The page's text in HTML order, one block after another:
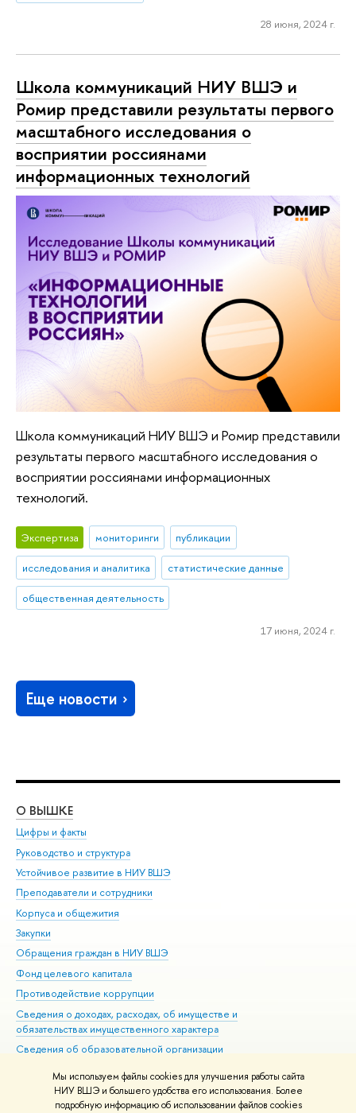
Мы используем файлы cookies для улучшения работы сайта
НИУ ВШЭ и большего удобства его использования. Более
подробную информацию об использовании файлов cookies
28 июня, 2024 г.
Школа коммуникаций НИУ ВШЭ и
Ромир представили результаты первого
масштабного исследования о
восприятии россиянами
информационных технологий
Школа коммуникаций НИУ ВШЭ и Ромир представили
результаты первого масштабного исследования о
восприятии россиянами информационных
технологий.
Экспертиза мониторинги публикации
исследования и аналитика статистические данные
общественная деятельность
17 июня, 2024 г.
Еще новости
О ВЫШКЕ
Цифры и факты
Руководство и структура
Устойчивое развитие в НИУ ВШЭ
Преподаватели и сотрудники
Корпуса и общежития
Закупки
Обращения граждан в НИУ ВШЭ
Фонд целевого капитала
Противодействие коррупции
Сведения о доходах, расходах, об имуществе и
обязательствах имущественного характера
Сведения об образовательной организации
Людям с ограниченными возможностями здоровья
Единая платежная страница
Работа в Вышке